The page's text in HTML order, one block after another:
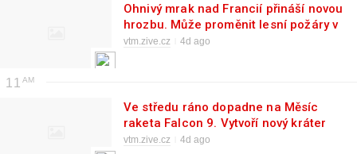
Ohnivý mrak nad Francií přináší novou
hrozbu. Může proměnit lesní požáry v
ještě větší pohromu
vtm.zive.cz 4d ago
11
Ve středu ráno dopadne na Měsíc
raketa Falcon 9. Vytvoří nový kráter
poblíž Einsteina
vtm.zive.cz 4d ago